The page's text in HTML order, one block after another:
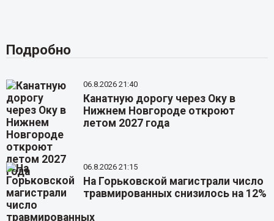
Подробно
06.8.2026 21:40
Канатную дорогу через Оку в
Нижнем Новгороде откроют
летом 2027 года
06.8.2026 21:15
На Горьковской магистрали число
травмированных снизилось на 12%